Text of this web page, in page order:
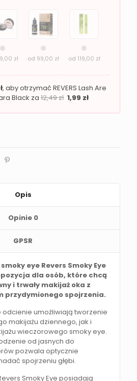
zł od 99,00 zł od 119,00 zł
, aby otrzymać REVERS Lash Are
Black za12,49zł 1,99 zł
Opis
Opinie 0
GPSR
eye Revers Smoky Eye
dla osób, które chcą
i trwały makijaż oka z
przydymionego spojrzenia.
umożliwiają tworzenie
makijażu dziennego, jak i
wieczorowego smoky eye.
od jasnych do
pozwala optycznie
spojrzeniu głębi.
Smoky Eye posiadają